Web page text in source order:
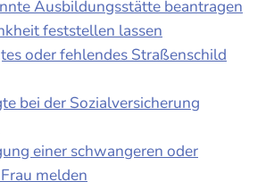
Ausbildungsstätte beantragen
feststellen lassen
oder fehlendes Straßenschild
bei der Sozialversicherung
einer schwangeren oder
melden